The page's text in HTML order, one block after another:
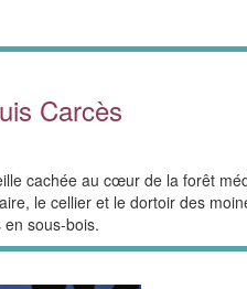
Carcès
cachée au cœur de la forêt
le cellier et le dortoir des
sous-bois.